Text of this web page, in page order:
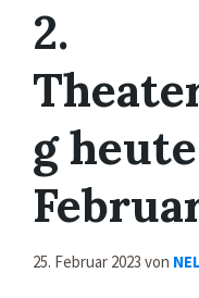
2.
g
25. Februar 2023 von